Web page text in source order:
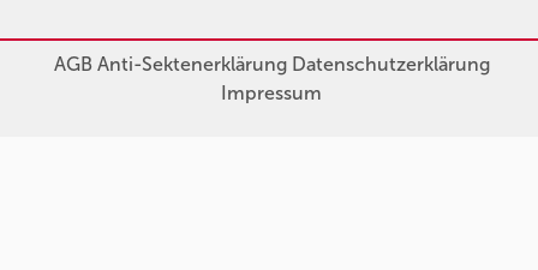
AGBAnti-SektenerklärungDatenschutzerklärung
Impressum